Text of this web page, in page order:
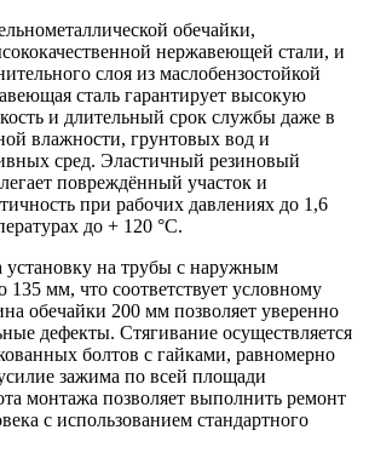
обечайки,
нержавеющей стали, и
слоя из маслобензостойкой
сталь гарантирует высокую
и длительный срок службы даже в
влажности, грунтовых вод и
сред. Эластичный резиновый
повреждённый участок и
при рабочих давлениях до 1,6
до + 120 °C.
установку на трубы с наружным
135 мм, что соответствует условному
обечайки 200 мм позволяет уверенно
дефекты. Стягивание осуществляется
болтов с гайками, равномерно
зажима по всей площади
монтажа позволяет выполнить ремонт
с использованием стандартного